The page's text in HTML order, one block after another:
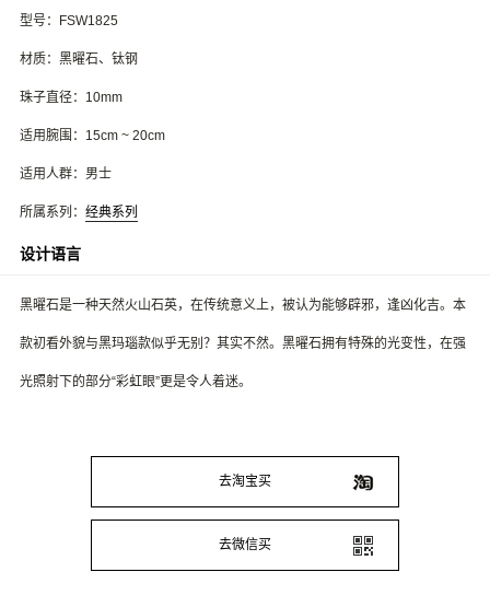
型号：FSW1825
材质：黑曜石、钛钢
珠子直径：10mm
适用腕围：15cm ~ 20cm
适用人群：男士
所属系列： 经典系列
设计语言
黑曜石是一种天然火山石英，在传统意义上，被认为能够辟邪，逢凶化吉。本
款初看外貌与黑玛瑙款似乎无别？其实不然。黑曜石拥有特殊的光变性，在强
光照射下的部分“彩虹眼”更是令人着迷。
去淘宝买
去微信买